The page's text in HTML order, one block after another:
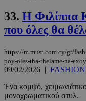
33. Η Φιλίππα
που όλες θα
https://m.must.com.cy/gr/
poy-oles-tha-thelame-na-
09/02/2026 |
Ένα κομψό,
μονοχρωματικού στυλ.